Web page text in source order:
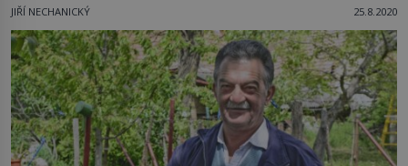
JIŘÍ NECHANICKÝ 25.8.2020